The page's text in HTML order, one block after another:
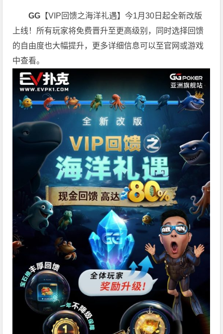
GG 【VIP回馈之海洋礼遇】今1月30日起全新改版
上线！所有玩家将免费晋升至更高级别，同时选择回馈
的自由度也大幅提升，更多详细信息可以至官网或游戏
中查看。